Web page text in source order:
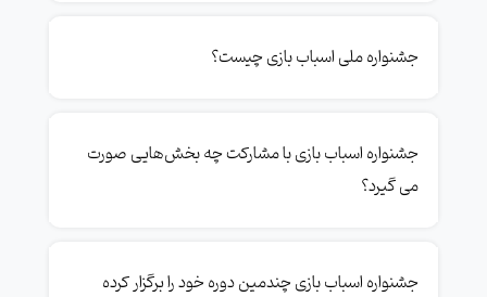
جشنواره ملی اسباب بازی چیست؟
جشنواره اسباب بازی با مشارکت چه بخش‌هایی صورت
می گیرد؟
جشنواره اسباب بازی چندمین دوره خود را برگزار کرده